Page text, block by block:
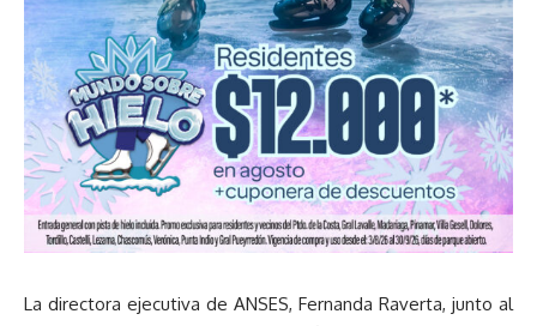
La directora ejecutiva de ANSES, Fernanda Raverta, junto al